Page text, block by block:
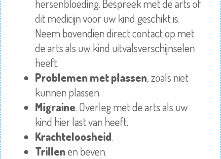
hersenbloeding. Bespreek met de arts of
dit medicijn voor uw kind geschikt is.
Neem bovendien direct contact op met
de arts als uw kind uitvalsverschijnselen
heeft.
Problemen met plassen, zoals niet
kunnen plassen.
Migraine. Overleg met de arts als uw
kind hier last van heeft.
Krachteloosheid.
Trillenen beven.